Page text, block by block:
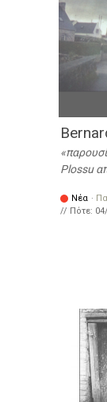
Plossu
Νέα ·
// Πότε: